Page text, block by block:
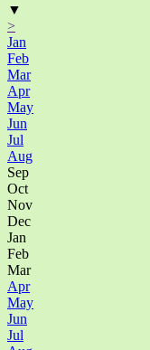
▼
>
Jan
Feb
Mar
Apr
May
Jun
Jul
Aug
Sep
Oct
Nov
Dec
Jan
Feb
Mar
Apr
May
Jun
Jul